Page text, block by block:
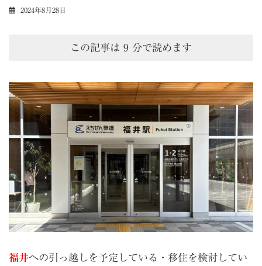
2024年8月28日
この記事は 9 分で読めます
福井への引っ越しを予定している・移住を検討してい